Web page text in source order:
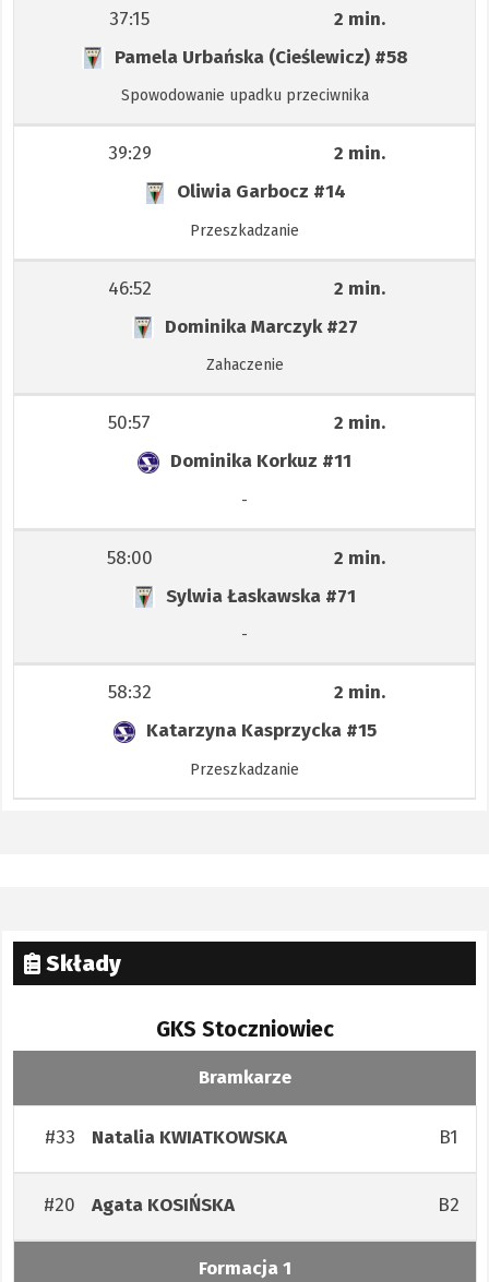
37:15
2 min.
Pamela Urbańska (Cieślewicz) #58
Spowodowanie upadku przeciwnika
39:29
2 min.
Oliwia Garbocz #14
Przeszkadzanie
46:52
2 min.
Dominika Marczyk#27
Zahaczenie
50:57
2 min.
Dominika Korkuz #11
-
58:00
2 min.
Sylwia Łaskawska #71
-
58:32
2 min.
Katarzyna Kasprzycka #15
Przeszkadzanie
Składy
GKS Stoczniowiec
Bramkarze
#33 Natalia KWIATKOWSKA B1
#20 Agata KOSIŃSKA B2
Formacja 1